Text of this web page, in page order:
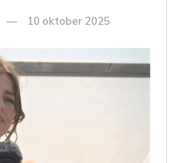
10 oktober 2025